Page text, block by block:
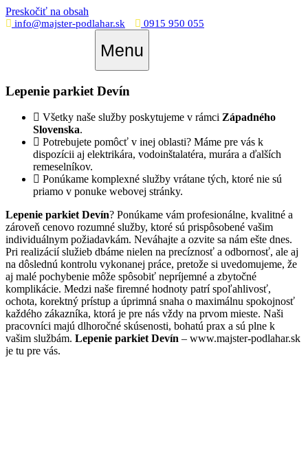
Preskočiť na obsah
info@majster-podlahar.sk 0915 950 055
Menu
Lepenie parkiet Devín
Všetky naše služby poskytujeme v rámci Západného
Slovenska.
Potrebujete pomôcť v inej oblasti? Máme pre vás k
dispozícii aj elektrikára, vodoinštalatéra, murára a ďalších
remeselníkov.
Ponúkame komplexné služby vrátane tých, ktoré nie sú
priamo v ponuke webovej stránky.
Lepenie parkiet Devín? Ponúkame vám profesionálne, kvalitné a
zároveň cenovo rozumné služby, ktoré sú prispôsobené vašim
individuálnym požiadavkám. Neváhajte a ozvite sa nám ešte dnes.
Pri realizácií služieb dbáme nielen na precíznosť a odbornosť, ale aj
na dôslednú kontrolu vykonanej práce, pretože si uvedomujeme, že
aj malé pochybenie môže spôsobiť nepríjemné a zbytočné
komplikácie. Medzi naše firemné hodnoty patrí spoľahlivosť,
ochota, korektný prístup a úprimná snaha o maximálnu spokojnosť
každého zákazníka, ktorá je pre nás vždy na prvom mieste. Naši
pracovníci majú dlhoročné skúsenosti, bohatú prax a sú plne k
vašim službám. Lepenie parkiet Devín – www.majster-podlahar.sk
je tu pre vás.